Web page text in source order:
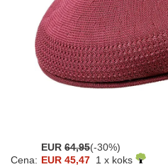
EUR 64,95(-30%)
Cena: EUR 45,47 1 x koks